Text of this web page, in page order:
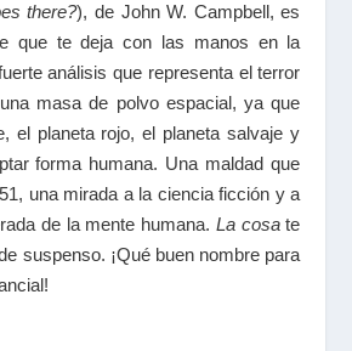
there?), de John W. Campbell, es
que te deja con las manos en la
análisis que representa el terror
masa de polvo espacial, ya que
el planeta rojo, el planeta salvaje y
forma humana. Una maldad que
una mirada a la ciencia ficción y a
de la mente humana. La cosate
suspenso. ¡Qué buen nombre para